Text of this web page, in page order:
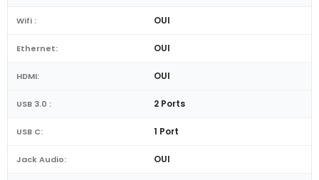
Wifi : OUI
Ethernet: OUI
HDMI: OUI
USB 3.0 : 2 Ports
USB C: 1 Port
Jack Audio: OUI